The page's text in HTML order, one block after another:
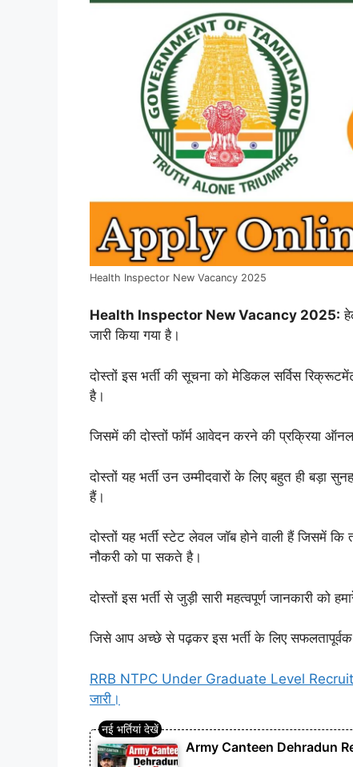
Health Inspector New Vacancy 2025
Health Inspector New Vacancy 2025:
जारी किया गया है।
दोस्तों इस भर्ती की सूचना को मेडिकल सर्विस
है।
जिसमें की दोस्तों फॉर्म आवेदन करने की प्रक्रिया
दोस्तों यह भर्ती उन उम्मीदवारों के लिए बहुत ही बड़ा
हैं।
दोस्तों यह भर्ती स्टेट लेवल जॉब होने वाली हैं जिसमें
नौकरी को पा सकते है।
दोस्तों इस भर्ती से जुड़ी सारी महत्वपूर्ण जानकारी को
जिसे आप अच्छे से पढ़कर इस भर्ती के लिए
RRB NTPC Under Graduate Level
जारी।
Army Canteen Dehradun